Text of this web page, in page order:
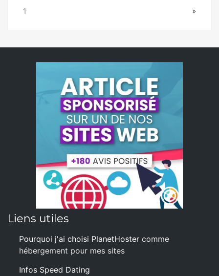
Page:
1 Next
»
Liens utiles
Pourquoi j'ai choisi PlanetHoster comme
hébergement pour mes sites
Infos Speed Dating